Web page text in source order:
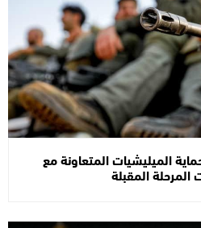
الميليشيات المتعاونة مع
المقبلة